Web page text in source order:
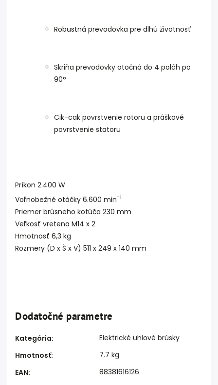
Robustná prevodovka pre dlhú životnosť
Skriňa prevodovky otočná do 4 polôh po
90°
Cik-cak povrstvenie rotoru a práškové
povrstvenie statoru
Príkon 2.400 W
Voľnobežné otáčky 6.600 min-1
Priemer brúsneho kotúča 230 mm
Veľkosť vretena M14 x 2
Hmotnosť 6,3 kg
Rozmery (D x Š x V) 511 x 249 x 140 mm
Dodatočné parametre
Kategória:
Elektrické uhlové brúsky
Hmotnosť:
7.7 kg
EAN:
88381616126